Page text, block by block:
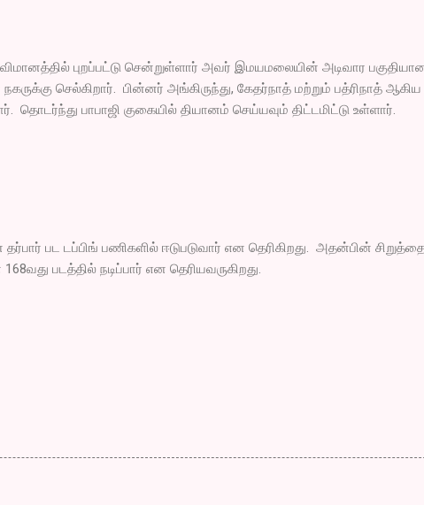
புறப்பட்டு சென்றுள்ளார் அவர் இமயமலையின் அடிவார
செல்கிறார். பின்னர் அங்கிருந்து, கேதர்நாத் மற்றும் பத்ரிநாத் ஆகிய
தொடர்ந்து பாபாஜி குகையில் தியானம் செய்யவும் திட்டமிட்டு உள்ளார்.
பட டப்பிங் பணிகளில் ஈடுபடுவார் என தெரிகிறது. அதன்பின்
படத்தில் நடிப்பார் என தெரியவருகிறது.